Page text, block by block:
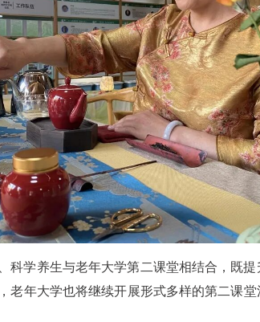
科学养生与老年大学第二课堂相结合，既
老年大学也将继续开展形式多样的第二课